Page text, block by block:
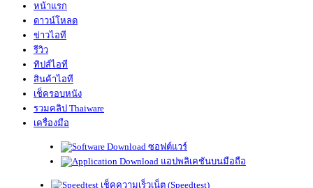
หน้าแรก
ดาวน์โหลด
ข่าวไอที
รีวิว
ทิปส์ไอที
สินค้าไอที
เช็ครอบหนัง
รวมคลิป Thaiware
เครื่องมือ
ซอฟต์แวร์
แอปพลิเคชันบนมือถือ
เช็คความเร็วเน็ต (Speedtest)